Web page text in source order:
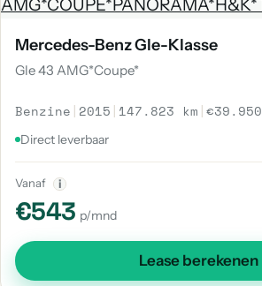
Mercedes-Benz Gle-Klasse
Gle 43 AMG*Coupe*
Benzine | 2015 | 147.823 km |€39.950
Direct leverbaar
Vanaf i
€543 p/mnd
Lease berekenen